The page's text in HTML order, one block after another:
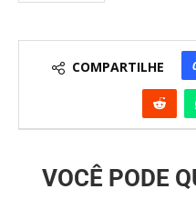
COMPARTILHE
VOCÊ PODE